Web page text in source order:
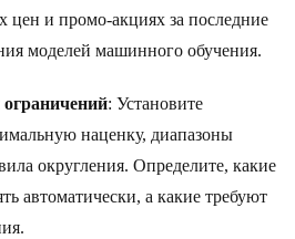
цен и промо-акциях за последние
моделей машинного обучения.
: Установите
наценку, диапазоны
округления. Определите, какие
автоматически, а какие требуют